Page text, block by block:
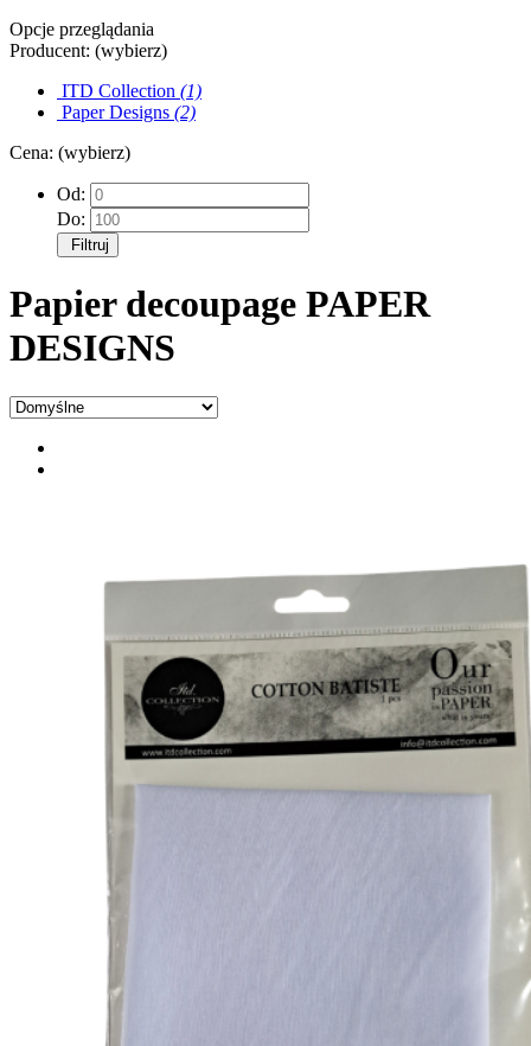
Opcje przeglądania
Producent: (wybierz)
ITD Collection (1)
Paper Designs (2)
Cena: (wybierz)
Od:
Do:
Filtruj
Papier decoupage PAPER
DESIGNS